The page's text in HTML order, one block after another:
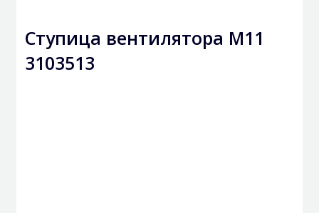
Ступица вентилятора M11
3103513